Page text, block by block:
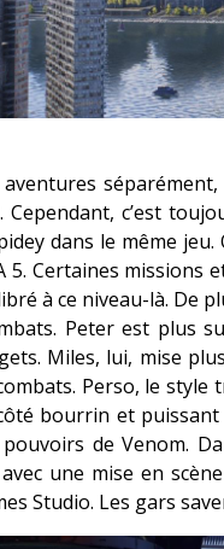
Cependant, c’est
dans le même
5. Certaines missions
à ce niveau-là. De
Peter est plus
Miles, lui, mise
Perso, le
bourrin et
pouvoirs de Venom.
une mise en
Studio. Les gars